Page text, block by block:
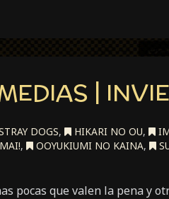
|
DOGS, HIKARI NO OU,
, OOYUKIUMI NO KAINA,
pocas que valen la pena y